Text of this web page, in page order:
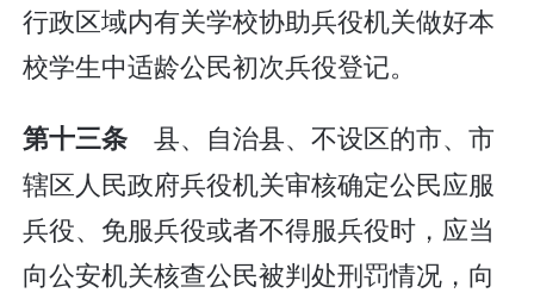
行政区域内有关学校协助兵役机关做好本
校学生中适龄公民初次兵役登记。
第十三条县、自治县、不设区的市、市
辖区人民政府兵役机关审核确定公民应服
兵役、免服兵役或者不得服兵役时，应当
向公安机关核查公民被判处刑罚情况，向